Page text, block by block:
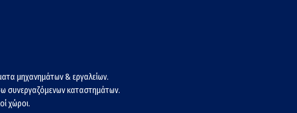
μηχανημάτων & εργαλείων.
συνεργαζόμενων καταστημάτων.
χώροι.